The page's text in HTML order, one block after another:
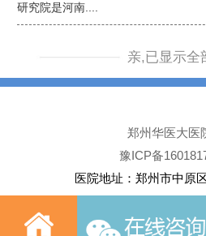
研究院是河南....
亲,已显示全
郑州华医大医
豫ICP备
医院地址：郑州市中原